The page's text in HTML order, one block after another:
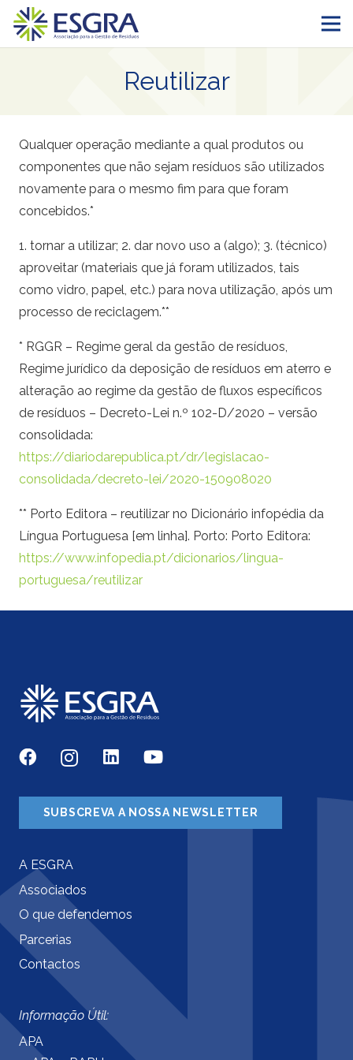
Reutilizar
Qualquer operação mediante a qual produtos ou
componentes que não sejam resíduos são utilizados
novamente para o mesmo fim para que foram
concebidos.*
1. tornar a utilizar; 2. dar novo uso a (algo); 3. (técnico)
aproveitar (materiais que já foram utilizados, tais
como vidro, papel, etc.) para nova utilização, após um
processo de reciclagem.**
* RGGR – Regime geral da gestão de resíduos,
Regime jurídico da deposição de resíduos em aterro e
alteração ao regime da gestão de fluxos específicos
de resíduos – Decreto-Lei n.º 102-D/2020 – versão
consolidada:
https://diariodarepublica.pt/dr/legislacao-
consolidada/decreto-lei/2020-150908020
** Porto Editora – reutilizar no Dicionário infopédia da
Língua Portuguesa [em linha]. Porto: Porto Editora:
https://www.infopedia.pt/dicionarios/lingua-
portuguesa/reutilizar
SUBSCREVA A NOSSA NEWSLETTER
A ESGRA
Associados
O que defendemos
Parcerias
Contactos
Informação Útil:
APA